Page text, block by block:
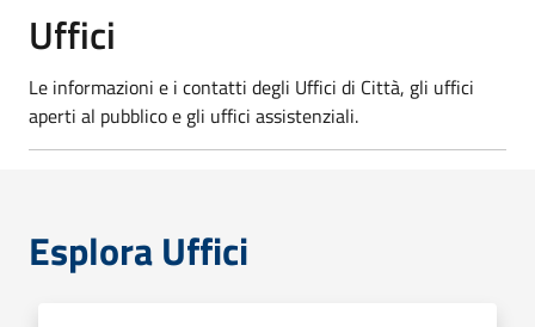
Uffici
Le informazioni e i contatti degli Uffici di Città, gli uffici
aperti al pubblico e gli uffici assistenziali.
Esplora Uffici